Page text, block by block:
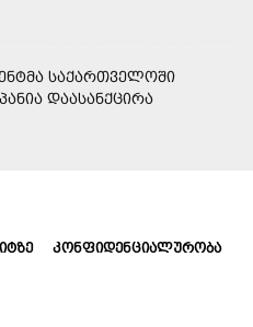
ᲡᲐᲥᲐᲠᲗᲕᲔᲚᲝᲨᲘ
ᲓᲐᲐᲡᲐᲜᲥᲪᲘᲠᲐ
ᲙᲝᲜᲤᲘᲓᲔᲜᲪᲘᲐᲚᲣᲠᲝᲑᲐ